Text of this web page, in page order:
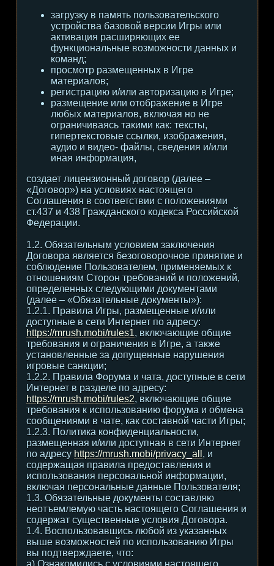
загрузку в память пользовательского
устройства базовой версии Игры или
активация расширяющих ее
функциональные возможности данных и
команд;
просмотр размещенных в Игре
материалов;
регистрацию и/или авторизацию в Игре;
размещение или отображение в Игре
любых материалов, включая но не
ограничиваясь такими как: тексты,
гипертекстовые ссылки, изображения,
аудио и видео- файлы, сведения и/или
иная информация,
создает лицензионный договор (далее –
«Договор») на условиях настоящего
Соглашения в соответствии с положениями
ст.437 и 438 Гражданского кодекса Российской
Федерации.
1.2. Обязательным условием заключения
Договора является безоговорочное принятие и
соблюдение Пользователем, применяемых к
отношениям Сторон требований и положений,
определенных следующими документами
(далее – «Обязательные документы»):
1.2.1. Правила Игры, размещенные и/или
доступные в сети Интернет по адресу:
https://mrush.mobi/rules1, включающие общие
требования и ограничения в Игре, а также
установленные за допущенные нарушения
игровые санкции;
1.2.2. Правила Форума и чата, доступные в сети
Интернет в разделе по адресу:
https://mrush.mobi/rules2, включающие общие
требования к использованию форума и обмена
сообщениями в чате, как составной части Игры;
1.2.3. Политика конфиденциальности,
размещенная и/или доступная в сети Интернет
по адресу https://mrush.mobi/privacy_all , и
содержащая правила предоставления и
использования персональной информации,
включая персональные данные Пользователя;
1.3. Обязательные документы составляю
неотъемлемую часть настоящего Соглашения и
содержат существенные условия Договора.
1.4. Воспользовавшись любой из указанных
выше возможностей по использованию Игры
вы подтверждаете, что:
а) Ознакомились с условиями настоящего